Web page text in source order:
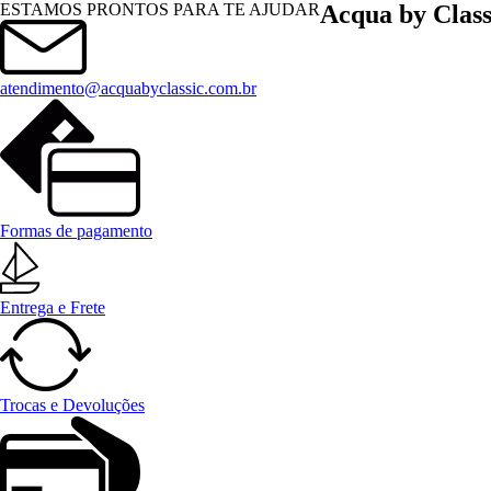
ESTAMOS PRONTOS PARA TE AJUDAR
atendimento@acquabyclassic.com.br
Formas de pagamento
Entrega e Frete
Trocas e Devoluções
Acqua by